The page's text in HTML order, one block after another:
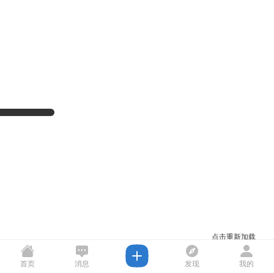
点击重新加载
首页 消息 发现 我的